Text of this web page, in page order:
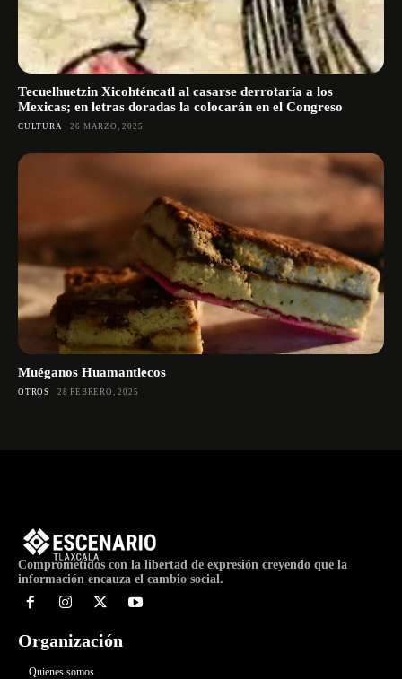
Tecuelhuetzin Xicohténcatl al casarse derrotaría a los
Mexicas; en letras doradas la colocarán en el Congreso
CULTURA 26 MARZO, 2025
Muéganos Huamantlecos
OTROS 28 FEBRERO, 2025
Comprometidos con la libertad de expresión creyendo que la
información encauza el cambio social.
Organización
Quienes somos